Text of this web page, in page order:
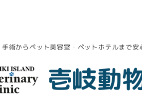
術からペット美容室・ペットホテルまで安
壱岐動